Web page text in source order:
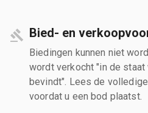
Bied- en
Biedingen kunnen niet
wordt verkocht "in de staat
bevindt". Lees de
voordat u een bod plaatst.